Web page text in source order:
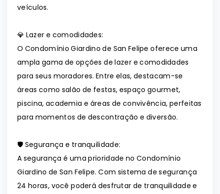
veículos.
💎 Lazer e comodidades:
O Condomínio Giardino de San Felipe oferece uma
ampla gama de opções de lazer e comodidades
para seus moradores. Entre elas, destacam-se
áreas como salão de festas, espaço gourmet,
piscina, academia e áreas de convivência, perfeitas
para momentos de descontração e diversão.
🛡️ Segurança e tranquilidade:
A segurança é uma prioridade no Condomínio
Giardino de San Felipe. Com sistema de segurança
24 horas, você poderá desfrutar de tranquilidade e